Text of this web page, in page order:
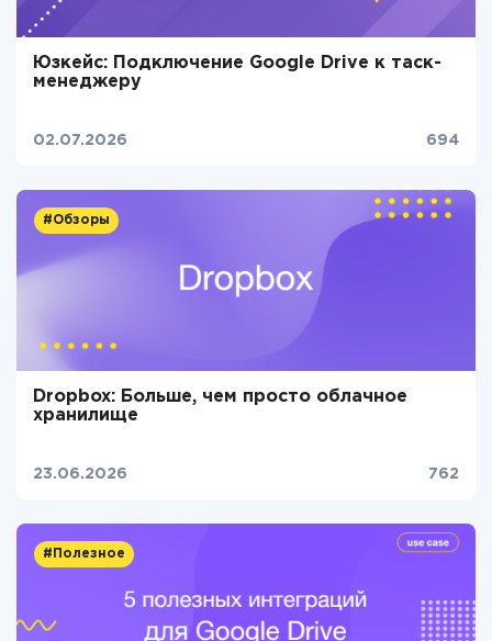
Юзкейс: Подключение Google Drive к таск-
менеджеру
02.07.2026 694
#Обзоры
Dropbox: Больше, чем просто облачное
хранилище
23.06.2026 762
#Полезное